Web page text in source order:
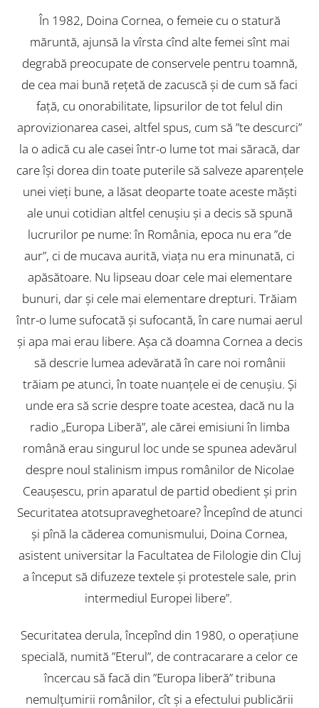
În 1982, Doina Cornea, o femeie cu o statură
măruntă, ajunsă la vîrsta cînd alte femei sînt mai
degrabă preocupate de conservele pentru toamnă,
de cea mai bună rețetă de zacuscă și de cum să faci
față, cu onorabilitate, lipsurilor de tot felul din
aprovizionarea casei, altfel spus, cum să ”te descurci”
la o adică cu ale casei într-o lume tot mai săracă, dar
care își dorea din toate puterile să salveze aparențele
unei vieți bune, a lăsat deoparte toate aceste măști
ale unui cotidian altfel cenușiu și a decis să spună
lucrurilor pe nume: în România, epoca nu era ”de
aur”, ci de mucava aurită, viața nu era minunată, ci
apăsătoare. Nu lipseau doar cele mai elementare
bunuri, dar și cele mai elementare drepturi. Trăiam
într-o lume sufocată și sufocantă, în care numai aerul
și apa mai erau libere. Așa că doamna Cornea a decis
să descrie lumea adevărată în care noi românii
trăiam pe atunci, în toate nuanțele ei de cenușiu. Și
unde era să scrie despre toate acestea, dacă nu la
radio „Europa Liberă”, ale cărei emisiuni în limba
română erau singurul loc unde se spunea adevărul
despre noul stalinism impus românilor de Nicolae
Ceaușescu, prin aparatul de partid obedient și prin
Securitatea atotsupraveghetoare? Începînd de atunci
și pînă la căderea comunismului, Doina Cornea,
asistent universitar la Facultatea de Filologie din Cluj
a început să difuzeze textele și protestele sale, prin
intermediul Europei libere”.
Securitatea derula, începînd din 1980, o operațiune
specială, numită ”Eterul”, de contracarare a celor ce
încercau să facă din ”Europa liberă” tribuna
nemulțumirii românilor, cît și a efectului publicării